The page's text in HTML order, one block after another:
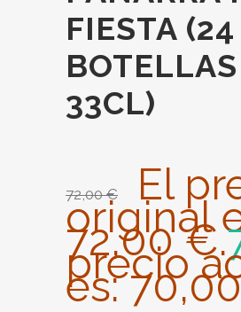
FIESTA (24
33CL)
72,00€ El
original
72,00 €.
precio
es: